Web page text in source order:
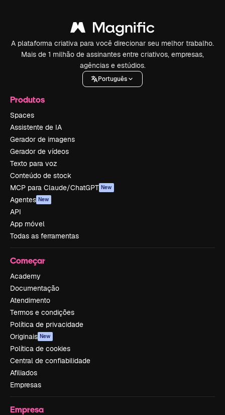
A plataforma criativa para você direcionar seu melhor trabalho.
Mais de 1 milhão de assinantes entre criativos, empresas,
agências e estúdios.
Português
Produtos
Spaces
Assistente de IA
Gerador de imagens
Gerador de vídeos
Texto para voz
Conteúdo de stock
MCP para Claude/ChatGPT New
Agentes New
API
App móvel
Todas as ferramentas
Começar
Academy
Documentação
Atendimento
Termos e condições
Política de privacidade
Originais New
Política de cookies
Central de confiabilidade
Afiliados
Empresas
Empresa